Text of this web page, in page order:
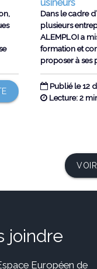
usineurs
Dans le cadre
plusieurs
ALEMPLOI a
formation et
proposer à ses
Publié le 12
Lecture: 2
joindre
Européen de